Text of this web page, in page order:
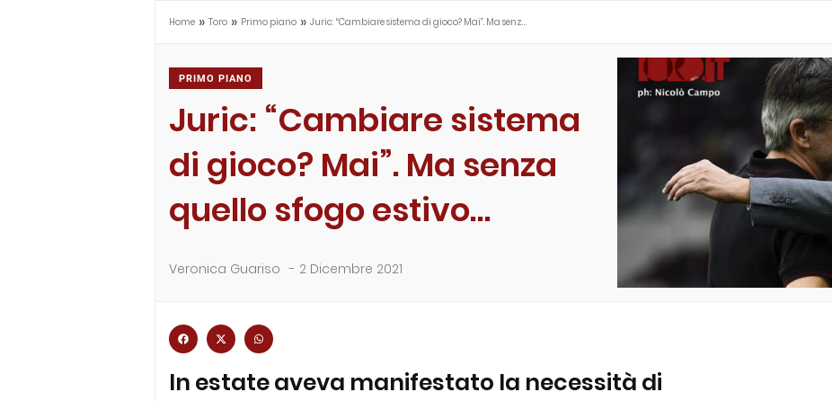
Home » Toro » Primo piano » Juric: “Cambiare sistema di gioco? Mai”. Ma senz…
PRIMO PIANO
Juric: “Cambiare sistema
di gioco? Mai”. Ma senza
quello sfogo estivo…
Veronica Guariso - 2 Dicembre 2021
In estate aveva manifestato la necessità di